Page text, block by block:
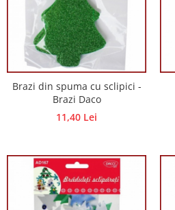
Hartie craft
Carton/Hartie efecte speciale
Carton/Hartie Scrapbooking
Carton/Hartie unicolor
Hartie creponata
Hartie reciclata/manuala
Carton
Brazi din spuma cu sclipici -
Brazi Daco
11,40 Lei